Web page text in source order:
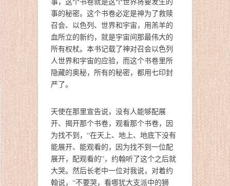
事的秘密。这个书卷必定是神为了救赎
召会、以色列、世界和宇宙，用羔羊的
血所立的新约，就是宇宙间那最伟大的
所有权杖。本书记载了神对召会以色列
人世界和宇宙的应验，而这个书卷里所
隐藏的奥秘，所有的秘密，都用七印封
严了。
天使在那里宣告说，没有人能够配展
开、揭开那个书卷，观看那个书卷，因
为找不到，“在天上、地上、地底下没有
能展开、能观看的，因为找不到一位配
展开，配观看的”，约翰听了这个之后就
大哭。然后长老中一位对我说，对着约
翰说，“不要哭，看哪犹大支派中的狮